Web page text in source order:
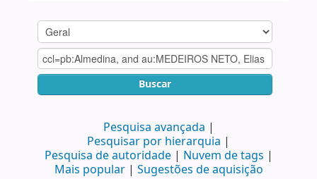
Buscar
Pesquisa avançada
Pesquisar por hierarquia
Pesquisa de autoridade
Nuvem de tags
Mais popular
Sugestões de aquisição